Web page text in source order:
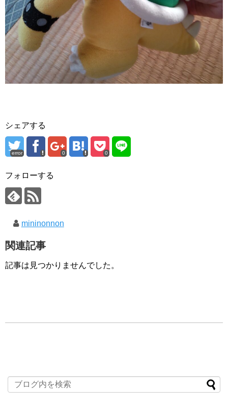
シェアする
error 0 0
フォローする
mininonnon
関連記事
記事は見つかりませんでした。